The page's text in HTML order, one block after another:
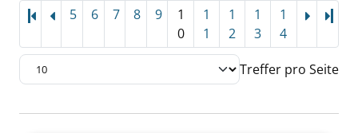
5 6 7 8 9
1
0
1
1
1
2
1
3
1
4
Treffer pro Seite